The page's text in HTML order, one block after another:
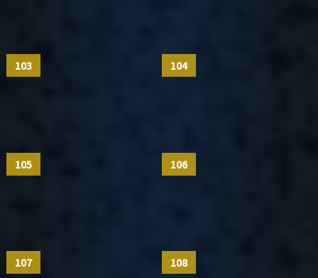
103 104
105 106
107 108